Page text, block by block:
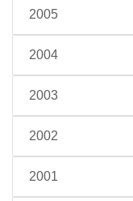
2005
2004
2003
2002
2001